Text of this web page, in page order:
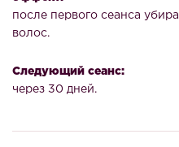
после первого сеанса
волос.
Следующий сеанс:
через 30 дней.